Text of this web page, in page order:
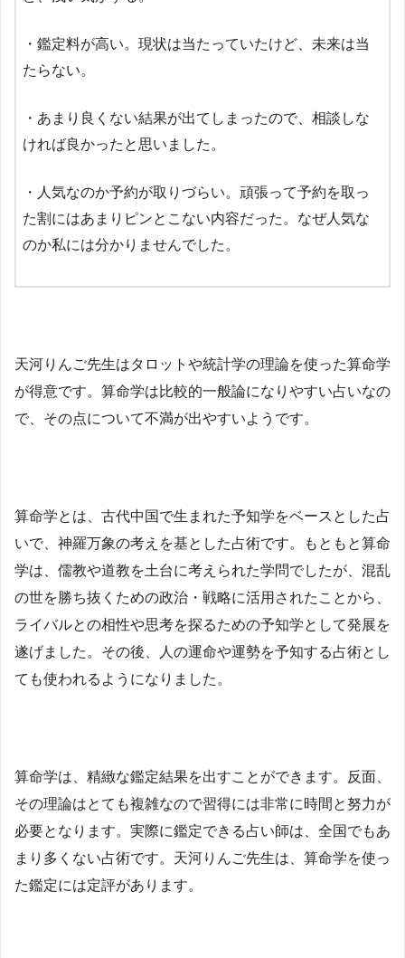
・鑑定料が高い。現状は当たっていたけど、未来は当
たらない。
・あまり良くない結果が出てしまったので、相談しな
ければ良かったと思いました。
・人気なのか予約が取りづらい。頑張って予約を取っ
た割にはあまりピンとこない内容だった。なぜ人気な
のか私には分かりませんでした。
天河りんご先生はタロットや統計学の理論を使った算命学
が得意です。算命学は比較的一般論になりやすい占いなの
で、その点について不満が出やすいようです。
算命学とは、古代中国で生まれた予知学をベースとした占
いで、神羅万象の考えを基とした占術です。もともと算命
学は、儒教や道教を土台に考えられた学問でしたが、混乱
の世を勝ち抜くための政治・戦略に活用されたことから、
ライバルとの相性や思考を探るための予知学として発展を
遂げました。その後、人の運命や運勢を予知する占術とし
ても使われるようになりました。
算命学は、精緻な鑑定結果を出すことができます。反面、
その理論はとても複雑なので習得には非常に時間と努力が
必要となります。実際に鑑定できる占い師は、全国でもあ
まり多くない占術です。天河りんご先生は、算命学を使っ
た鑑定には定評があります。